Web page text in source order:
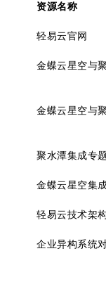
资源名称
轻易云官网
金蝶云星空与
金蝶云星空与
聚水潭集成专题
金蝶云星空集
轻易云技术架
企业异构系统